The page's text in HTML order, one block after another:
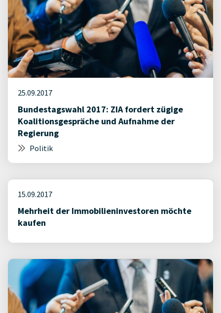
25.09.2017
Bundestagswahl 2017: ZIA fordert zügige
Koalitionsgespräche und Aufnahme der
Regierung
Politik
15.09.2017
Mehrheit der Immobilieninvestoren möchte
kaufen